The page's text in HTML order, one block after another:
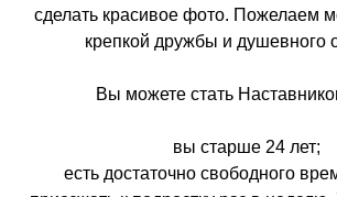
сделать красивое фото. Пожелаем
крепкой дружбы и душевного
Вы можете стать
вы старше 24 лет;
есть достаточно свободного